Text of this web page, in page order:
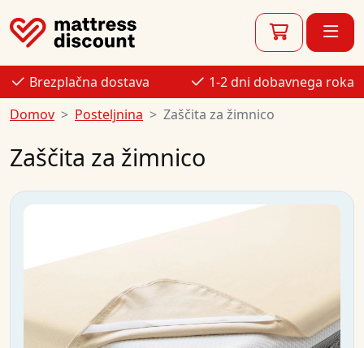
Brezplačna dostava
1-2 dni dobavnega roka
Domov
Posteljnina Zaščita za žimnico
Zaščita za žimnico